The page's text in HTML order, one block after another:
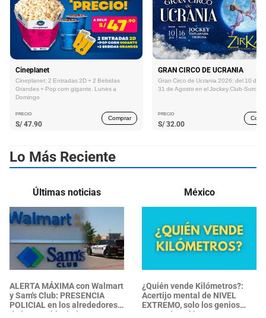
Cineplanet
Cineplanet: 2 Entradas 2D + 2 Bebidas
Grandes + Pop corn gigante. Lunes a
Domingo
PRECIO
S/ 47.90
Comprar
GRAN CIRCO DE UCRANIA
Gran Circo de Ucrania 2026: del 10 de
31 de Agosto en el Jockey Club-Surco
PRECIO
S/ 32.00
Lo Más Reciente
Últimas noticias
ALERTA MÁXIMA con Walmart
y Sam's Club: PRESENCIA
POLICIAL en los alrededores
de los establecimientos en
México
¿Quién vende Kilómetros?:
Acertijo mental de NIVEL
EXTREMO, solo los genios
responden al instante